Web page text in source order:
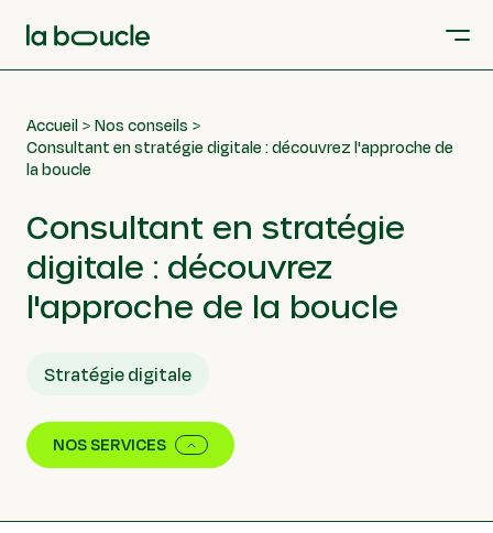
Accueil
Nos conseils
Consultant en stratégie digitale : découvrez l'approche de
la boucle
Consultant en stratégie
digitale : découvrez
l'approche de la boucle
Stratégie digitale
NOS SERVICES